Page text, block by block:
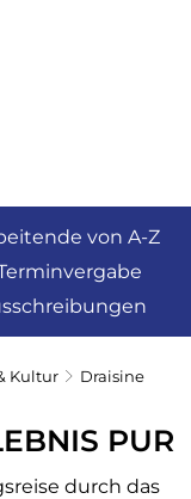
von A-Z
Kultur Draisine
PUR
durch das